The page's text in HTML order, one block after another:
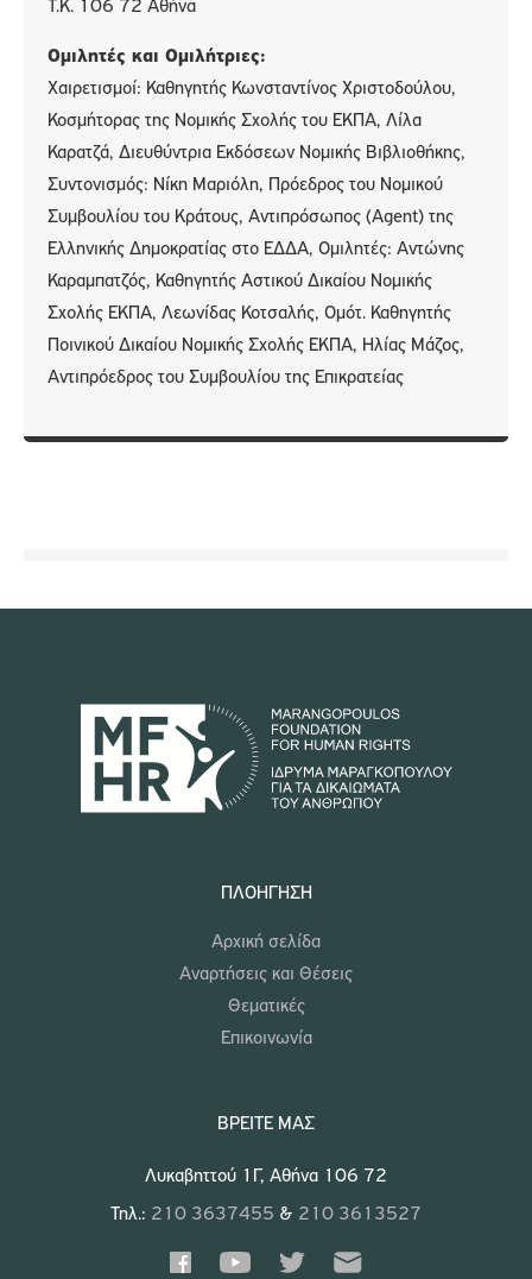
Τ.Κ. 106 72 Αθήνα
Ομιλητές και Ομιλήτριες:
Χαιρετισμοί: Καθηγητής Κωνσταντίνος Χριστοδούλου,
Κοσμήτορας της Νομικής Σχολής του ΕΚΠΑ, Λίλα
Καρατζά, Διευθύντρια Εκδόσεων Νομικής Βιβλιοθήκης,
Συντονισμός: Νίκη Μαριόλη, Πρόεδρος του Νομικού
Συμβουλίου του Κράτους, Αντιπρόσωπος (Agent) της
Ελληνικής Δημοκρατίας στο ΕΔΔΑ, Ομιλητές: Αντώνης
Καραμπατζός, Καθηγητής Αστικού Δικαίου Νομικής
Σχολής ΕΚΠΑ, Λεωνίδας Κοτσαλής, Ομότ. Καθηγητής
Ποινικού Δικαίου Νομικής Σχολής ΕΚΠΑ, Ηλίας Μάζος,
Αντιπρόεδρος του Συμβουλίου της Επικρατείας
ΠΛΟΉΓΗΣΗ
Αρχική σελίδα
Αναρτήσεις και Θέσεις
Θεματικές
Επικοινωνία
ΒΡΕΊΤΕ ΜΑΣ
Λυκαβηττού 1Γ, Αθήνα 106 72
Τηλ.: 210 3637455 & 210 3613527